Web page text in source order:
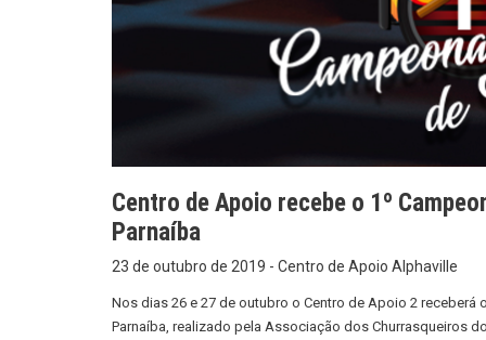
Centro de Apoio recebe o 1º
Parnaíba
23 de outubro de 2019 - Centro de Apoio Alphaville
Nos dias 26 e 27 de outubro o Centro de Apoio 2 receberá
Parnaíba, realizado pela Associação dos Churrasqueiros